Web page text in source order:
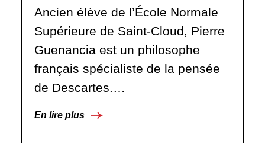
Ancien élève de l’École Normale
Supérieure de Saint-Cloud, Pierre
Guenancia est un philosophe
français spécialiste de la pensée
de Descartes.…
En lire plus